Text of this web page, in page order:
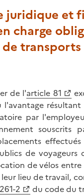
juridique et
charge
de
de l'article 81
l'avantage
par
souscrits
de voyageurs
de vélos entre
lieu de travail,
2
du code du